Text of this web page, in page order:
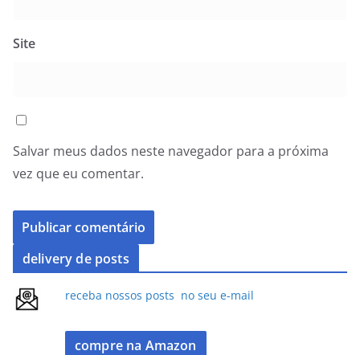
Site
Salvar meus dados neste navegador para a próxima
vez que eu comentar.
delivery de posts
receba nossos posts no seu e-mail
compre na Amazon